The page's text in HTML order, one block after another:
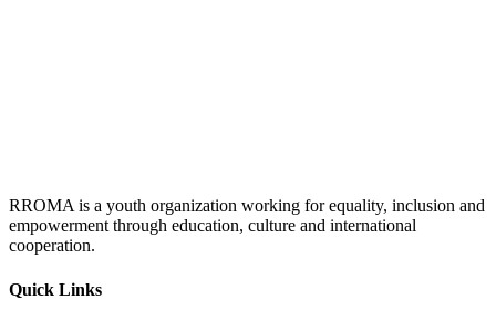
RROMA is a youth organization working for equality, inclusion and
empowerment through education, culture and international
cooperation.
Quick Links